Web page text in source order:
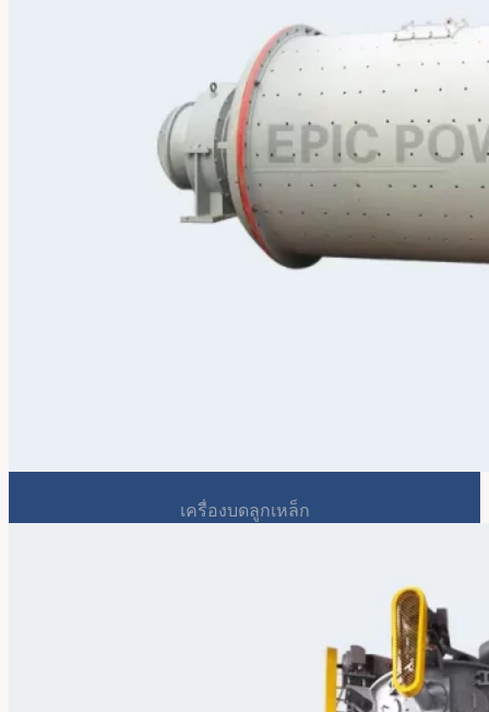
เครื่องบดลูกเหล็ก